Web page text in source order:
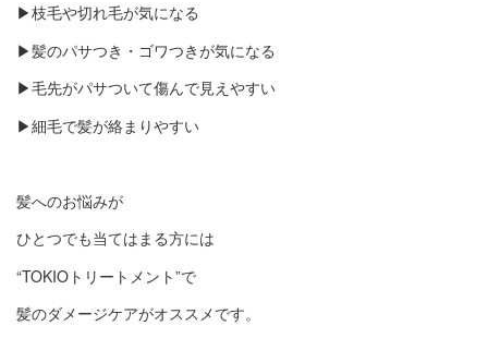
▶︎枝毛や切れ毛が気になる
▶︎髪のパサつき・ゴワつきが気になる
▶︎毛先がパサついて傷んで見えやすい
▶︎細毛で髪が絡まりやすい
髪へのお悩みが
ひとつでも当てはまる方には
“TOKIOトリートメント”で
髪のダメージケアがオススメです。